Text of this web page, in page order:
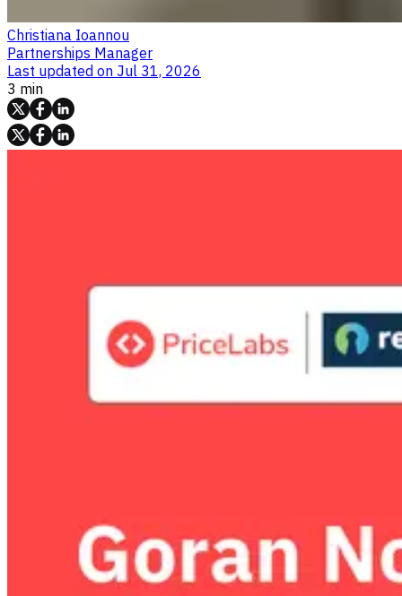
Christiana Ioannou
Partnerships Manager
Last updated on Jul 31, 2026
3 min